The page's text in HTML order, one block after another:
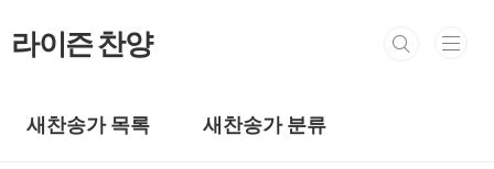
라이즌 찬양
새찬송가 목록 새찬송가 분류